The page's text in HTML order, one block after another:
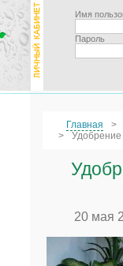
Имя
Пароль
Главная
Удобрение
20 мая